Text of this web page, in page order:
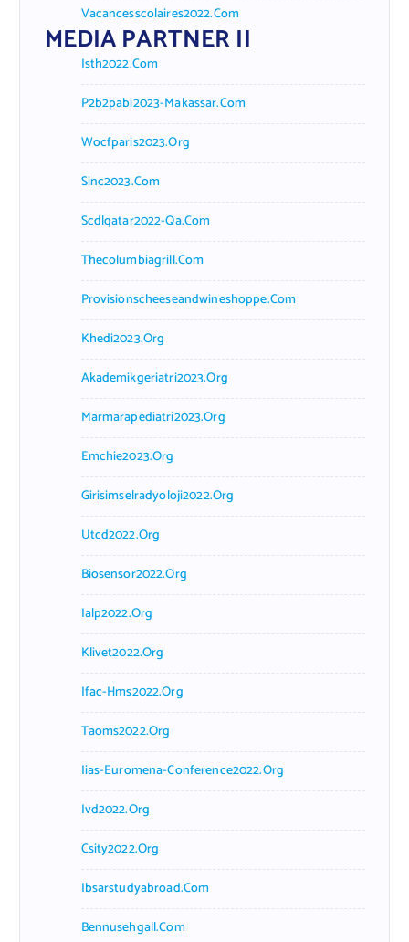
Vacancesscolaires2022.com
MEDIA PARTNER II
Isth2022.com
P2b2pabi2023-Makassar.com
Wocfparis2023.org
Sinc2023.com
Scdlqatar2022-Qa.com
Thecolumbiagrill.com
Provisionscheeseandwineshoppe.com
Khedi2023.org
Akademikgeriatri2023.org
Marmarapediatri2023.org
Emchie2023.org
Girisimselradyoloji2022.org
Utcd2022.org
Biosensor2022.org
Ialp2022.org
Klivet2022.org
Ifac-Hms2022.org
Taoms2022.org
Iias-Euromena-Conference2022.org
Ivd2022.org
Csity2022.org
Ibsarstudyabroad.com
Bennusehgall.com